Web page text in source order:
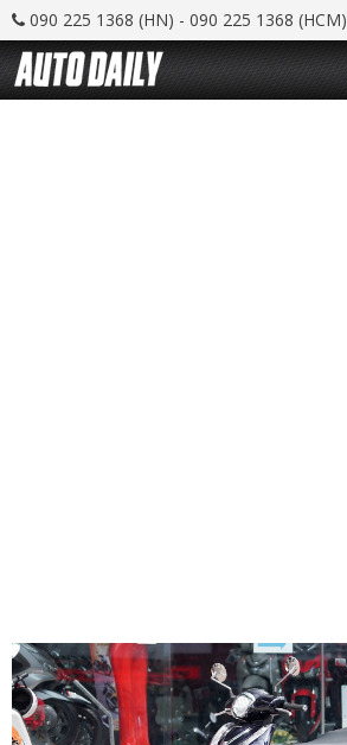
090 225 1368 (HN) - 090 225 1368 (HCM)